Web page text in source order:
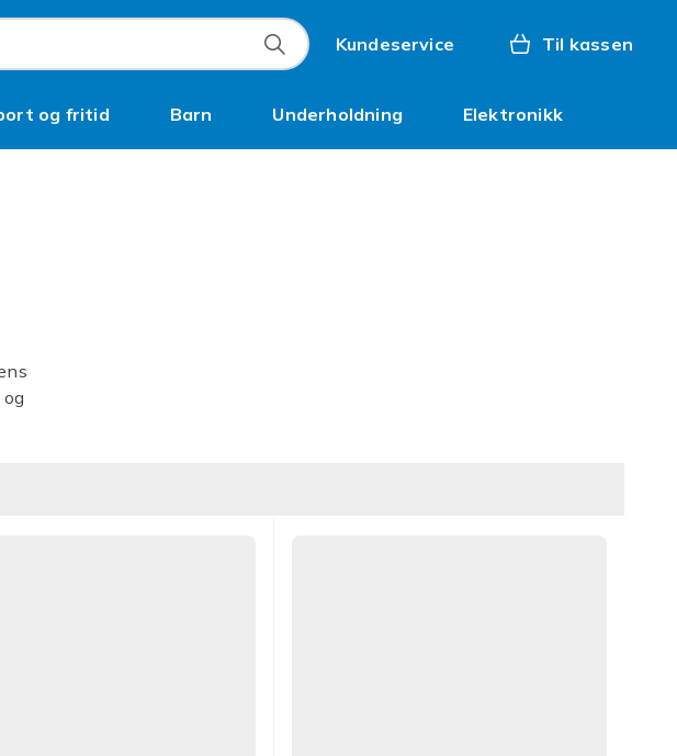
Kundeservice Til kassen
og fritid Barn Underholdning Elektronikk